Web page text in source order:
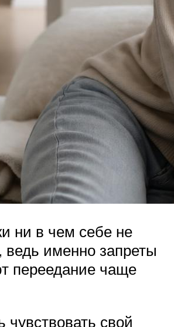
ни в чем себе не
ведь именно запреты
переедание чаще
чувствовать свой